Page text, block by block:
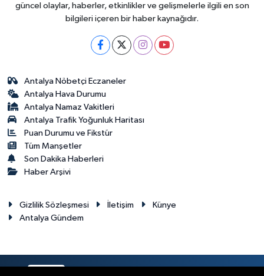
güncel olaylar, haberler, etkinlikler ve gelişmelerle ilgili en son
bilgileri içeren bir haber kaynağıdır.
Antalya Nöbetçi Eczaneler
Antalya Hava Durumu
Antalya Namaz Vakitleri
Antalya Trafik Yoğunluk Haritası
Puan Durumu ve Fikstür
Tüm Manşetler
Son Dakika Haberleri
Haber Arşivi
Gizlilik Sözleşmesi İletişim
Künye
Antalya Gündem